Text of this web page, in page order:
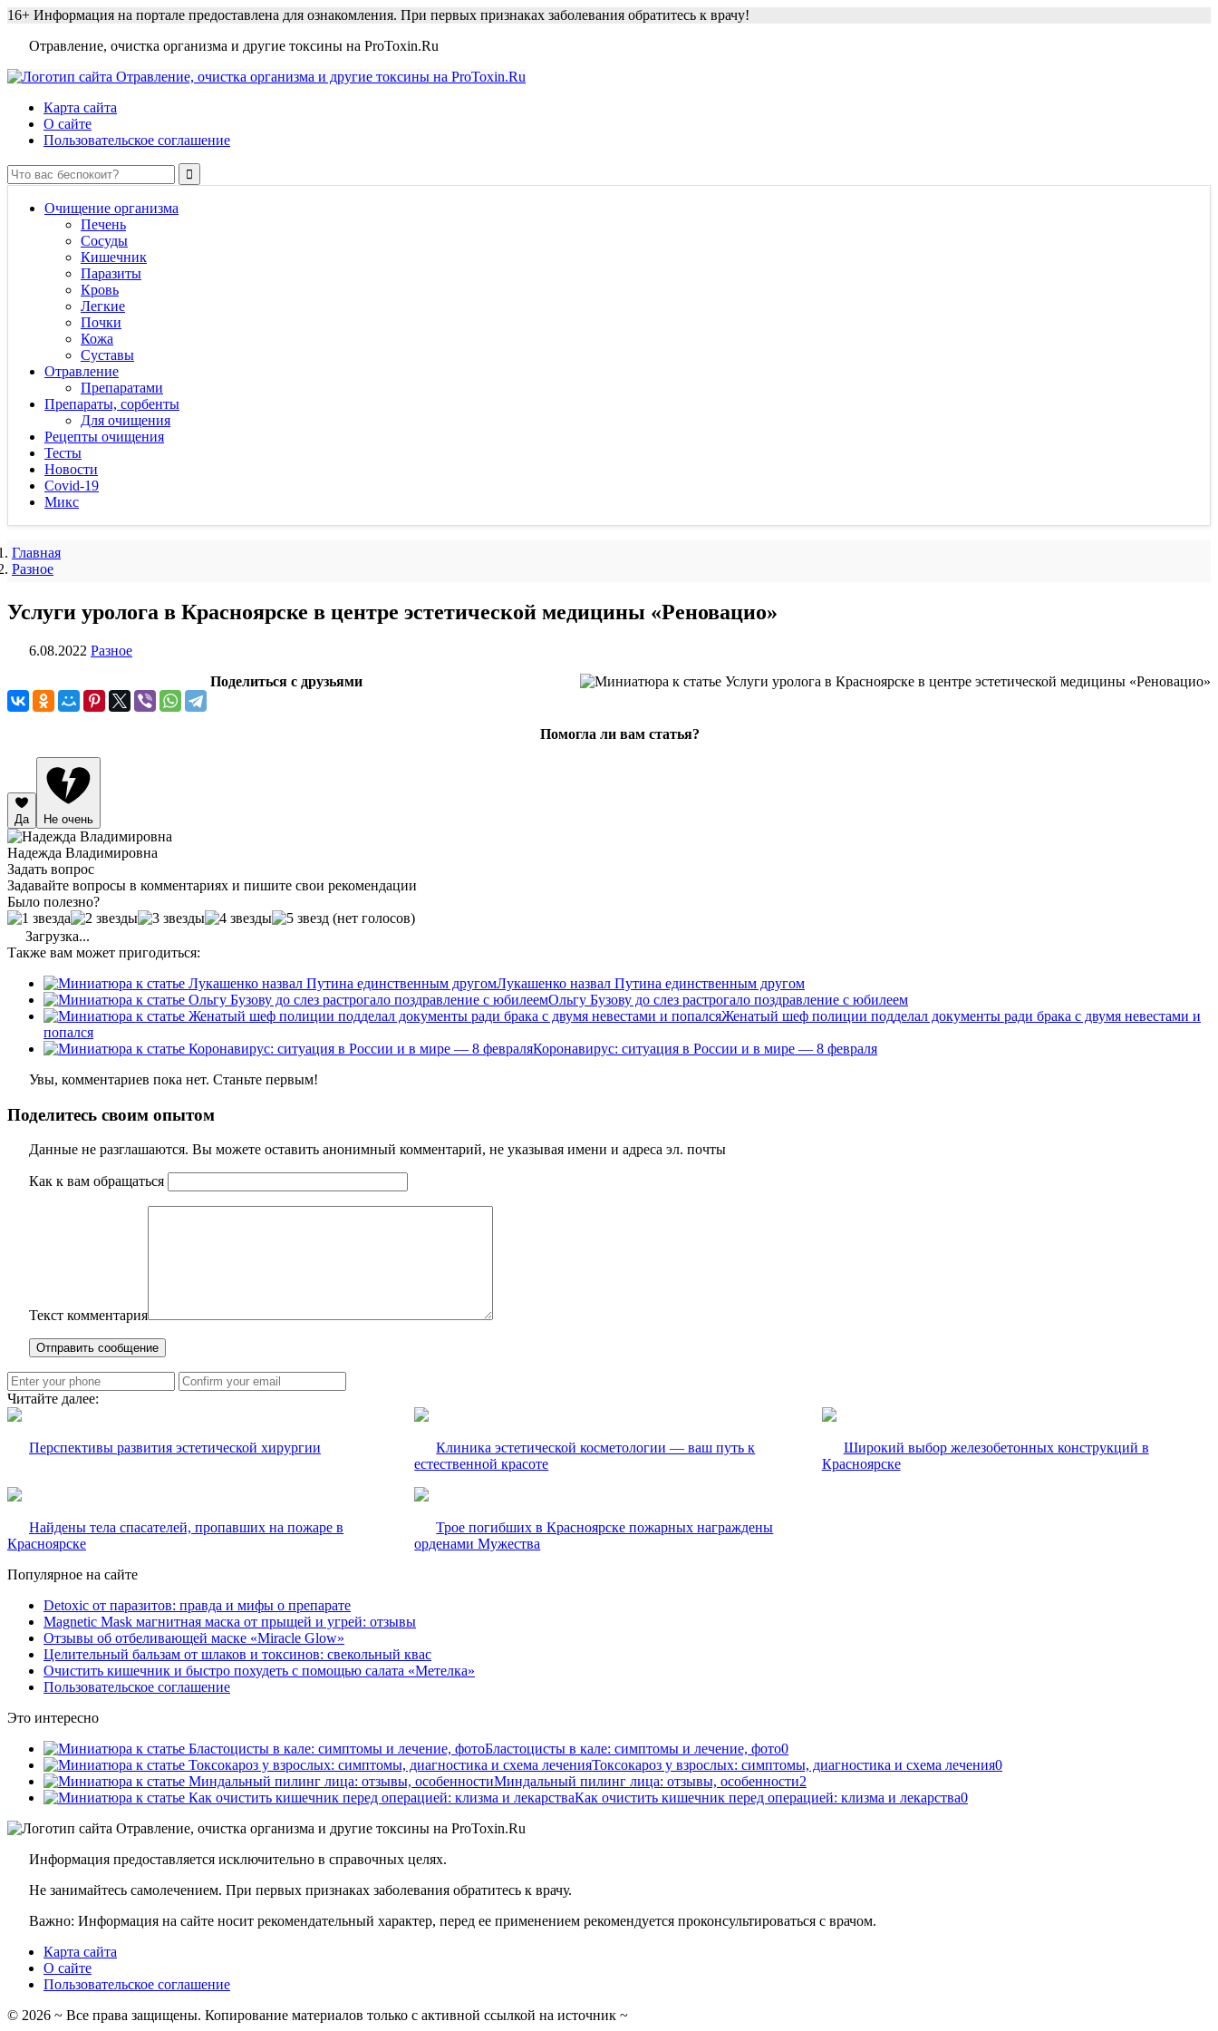
16+ Информация на портале предоставлена для ознакомления. При первых признаках заболевания обратитесь к врачу!
Отравление, очистка организма и другие токсины на ProToxin.Ru
Карта сайта
О сайте
Пользовательское соглашение
Очищение организма
Печень
Сосуды
Кишечник
Паразиты
Кровь
Легкие
Почки
Кожа
Суставы
Отравление
Препаратами
Препараты, сорбенты
Для очищения
Рецепты очищения
Тесты
Новости
Covid-19
Микс
Главная
Разное
Услуги уролога в Красноярске в центре эстетической медицины «Реновацио»
6.08.2022 Разное
Поделиться с друзьями
Помогла ли вам статья?
Да Не очень
Надежда Владимировна
Задать вопрос
Задавайте вопросы в комментариях и пишите свои рекомендации
Было полезно?
(нет голосов)
Загрузка...
Также вам может пригодиться:
Лукашенко назвал Путина единственным другом
Ольгу Бузову до слез растрогало поздравление с юбилеем
Женатый шеф полиции подделал документы ради брака с двумя невестами и
попался
Коронавирус: ситуация в России и в мире — 8 февраля
Увы, комментариев пока нет. Станьте первым!
Поделитесь своим опытом
Данные не разглашаются. Вы можете оставить анонимный комментарий, не указывая имени и адреса эл. почты
Как к вам обращаться
Текст комментария
Читайте далее:
Перспективы развития эстетической хирургии
Клиника эстетической косметологии — ваш путь к
естественной красоте
Широкий выбор железобетонных конструкций в
Красноярске
Найдены тела спасателей, пропавших на пожаре в
Красноярске
Трое погибших в Красноярске пожарных награждены
орденами Мужества
Популярное на сайте
Detoxic от паразитов: правда и мифы о препарате
Magnetic Mask магнитная маска от прыщей и угрей: отзывы
Отзывы об отбеливающей маске «Miracle Glow»
Целительный бальзам от шлаков и токсинов: свекольный квас
Очистить кишечник и быстро похудеть с помощью салата «Метелка»
Пользовательское соглашение
Это интересно
Бластоцисты в кале: симптомы и лечение, фото0
Токсокароз у взрослых: симптомы, диагностика и схема лечения0
Миндальный пилинг лица: отзывы, особенности2
Как очистить кишечник перед операцией: клизма и лекарства0
Информация предоставляется исключительно в справочных целях.
Не занимайтесь самолечением. При первых признаках заболевания обратитесь к врачу.
Важно: Информация на сайте носит рекомендательный характер, перед ее применением рекомендуется проконсультироваться с врачом.
Карта сайта
О сайте
Пользовательское соглашение
© 2026 ~ Все права защищены. Копирование материалов только с активной ссылкой на источник ~